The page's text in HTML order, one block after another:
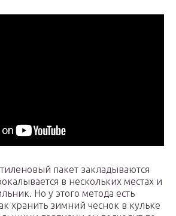
пакет закладываются
в нескольких местах и
Но у этого метода есть
хранить зимний чеснок в кульке